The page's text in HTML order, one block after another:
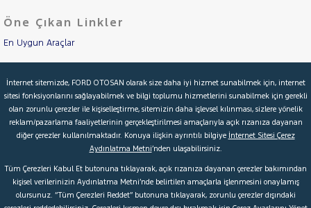
Öne Çıkan Linkler
En Uygun Araçlar
İkinci El Garanti
Kampanyalar
Kredi Hesaplama & Başvuru
© 2026 Ford Türkiye Ford Kurumsal Hakkımızda
İnternet sitemizde, FORD OTOSAN olarak size daha iyi hizmet sunabilmek için, internet
sitesi fonksiyonlarını sağlayabilmek ve bilgi toplumu hizmetlerini sunabilmek için gerekli
olan zorunlu çerezler ile kişiselleştirme, sitemizin daha işlevsel kılınması, sizlere yönelik
reklam/pazarlama faaliyetlerinin gerçekleştirilmesi amaçlarıyla açık rızanıza dayanan
diğer çerezler kullanılmaktadır. Konuya ilişkin ayrıntılı bilgiye İnternet Sitesi Çerez
Aydınlatma Metni’nden ulaşabilirsiniz.
Tüm Çerezleri Kabul Et butonuna tıklayarak, açık rızanıza dayanan çerezler bakımından
kişisel verilerinizin Aydınlatma Metni’nde belirtilen amaçlarla işlenmesini onaylamış
olursunuz. “Tüm Çerezleri Reddet” butonuna tıklayarak, zorunlu çerezler dışındaki